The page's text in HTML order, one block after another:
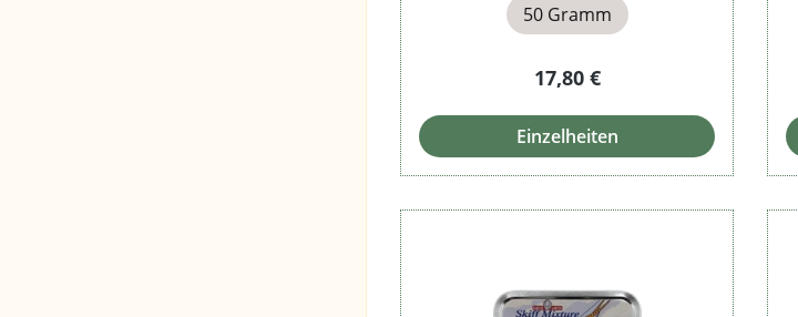
50 Gramm
Regulärer Preis:
17,80 €
Einzelheiten